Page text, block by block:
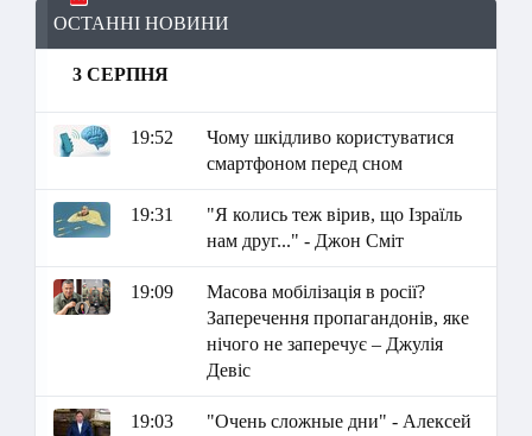
ОСТАННІ НОВИНИ
3 СЕРПНЯ
19:52
Чому шкідливо користуватися
смартфоном перед сном
19:31
"Я колись теж вірив, що Ізраїль
нам друг..." - Джон Сміт
19:09
Масова мобілізація в росії?
Заперечення пропагандонів, яке
нічого не заперечує – Джулія
Девіс
19:03
"Очень сложные дни" - Алексей